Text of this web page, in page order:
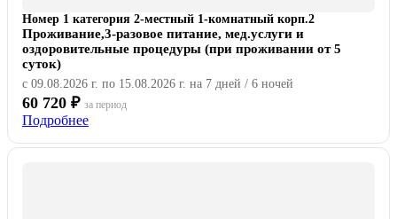
Номер 1 категория 2-местный 1-комнатный корп.2
Проживание,3-разовое питание, мед.услуги и
оздоровительные процедуры (при проживании от 5
суток)
с 09.08.2026 г. по 15.08.2026 г. на 7 дней / 6 ночей
60 720 ₽ за период
Подробнее